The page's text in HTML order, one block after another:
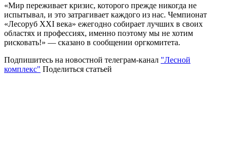
«Мир переживает кризис, которого прежде никогда не
испытывал, и это затрагивает каждого из нас. Чемпионат
«Лесоруб XXI века» ежегодно собирает лучших в своих
областях и профессиях, именно поэтому мы не хотим
рисковать!» — сказано в сообщении оргкомитета.
Подпишитесь на новостной телеграм-канал "Лесной
комплекс" Поделиться статьей